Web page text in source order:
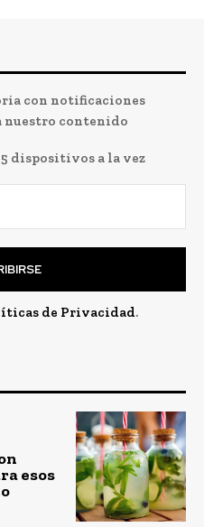
con notificaciones
nuestro contenido
dispositivos a la vez
de Privacidad.
esos